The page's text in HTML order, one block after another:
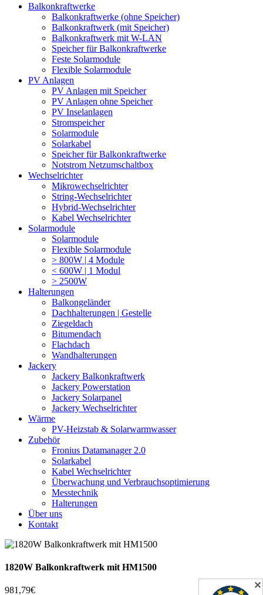
Balkonkraftwerke
Balkonkraftwerke (ohne Speicher)
Balkonkraftwerk (mit Speicher)
Balkonkraftwerk mit W-LAN
Speicher für Balkonkraftwerke
Feste Solarmodule
Flexible Solarmodule
PV Anlagen
PV Anlagen mit Speicher
PV Anlagen ohne Speicher
PV Inselanlagen
Stromspeicher
Solarmodule
Solarkabel
Speicher für Balkonkraftwerke
Notstrom Netzumschaltbox
Wechselrichter
Mikrowechselrichter
String-Wechselrichter
Hybrid-Wechselrichter
Kabel Wechselrichter
Solarmodule
Solarmodule
Flexible Solarmodule
> 800W | 4 Module
< 600W | 1 Modul
> 2500W
Halterungen
Balkongeländer
Dachhalterungen | Gestelle
Ziegeldach
Bitumendach
Flachdach
Wandhalterungen
Jackery
Jackery Balkonkraftwerk
Jackery Powerstation
Jackery Solarpanel
Jackery Wechselrichter
Wärme
PV-Heizstab & Solarwarmwasser
Zubehör
Fronius Datamanager 2.0
Solarkabel
Kabel Wechselrichter
Überwachung und Verbrauchsoptimierung
Messtechnik
Halterungen
Über uns
Kontakt
1820W Balkonkraftwerk mit HM1500
981,79€ ✕